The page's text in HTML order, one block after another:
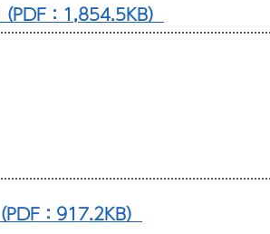
：1,854.5KB）
：917.2KB）